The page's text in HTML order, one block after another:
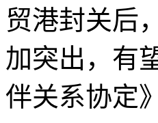
贸港封关后
加突出，有
伴关系协定